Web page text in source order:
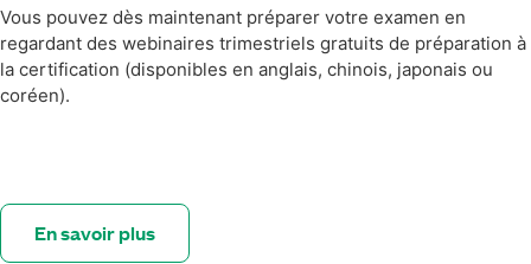
Vous pouvez dès maintenant préparer votre examen en
regardant des webinaires trimestriels gratuits de préparation à
la certification (disponibles en anglais, chinois, japonais ou
coréen).
En savoir plus